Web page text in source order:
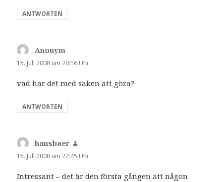
ANTWORTEN
Anonym
15. Juli 2008 um 20:16 Uhr
vad har det med saken att göra?
ANTWORTEN
hansbaer
15. Juli 2008 um 22:45 Uhr
Intressant – det är den första gången att någon